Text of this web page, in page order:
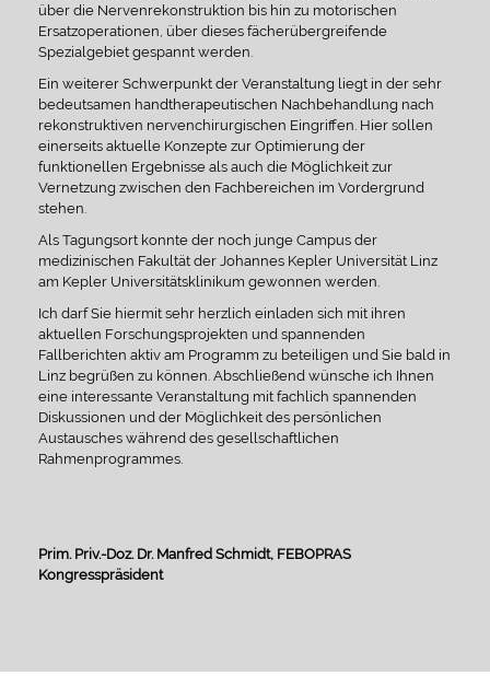
über die Nervenrekonstruktion bis hin zu motorischen
Ersatzoperationen, über dieses fächerübergreifende
Spezialgebiet gespannt werden.
Ein weiterer Schwerpunkt der Veranstaltung liegt in der sehr
bedeutsamen handtherapeutischen Nachbehandlung nach
rekonstruktiven nervenchirurgischen Eingriffen. Hier sollen
einerseits aktuelle Konzepte zur Optimierung der
funktionellen Ergebnisse als auch die Möglichkeit zur
Vernetzung zwischen den Fachbereichen im Vordergrund
stehen.
Als Tagungsort konnte der noch junge Campus der
medizinischen Fakultät der Johannes Kepler Universität Linz
am Kepler Universitätsklinikum gewonnen werden.
Ich darf Sie hiermit sehr herzlich einladen sich mit ihren
aktuellen Forschungsprojekten und spannenden
Fallberichten aktiv am Programm zu beteiligen und Sie bald in
Linz begrüßen zu können. Abschließend wünsche ich Ihnen
eine interessante Veranstaltung mit fachlich spannenden
Diskussionen und der Möglichkeit des persönlichen
Austausches während des gesellschaftlichen
Rahmenprogrammes.
Prim. Priv.-Doz. Dr. Manfred Schmidt, FEBOPRAS
Kongresspräsident